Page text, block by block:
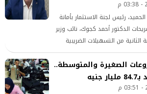
رئيس لجنة الاستثمار بأمانة
الدكتور أحمد كجوك، نائب وزير
الثانية من التسهيلات الضريبية
أن هذه الخطوة تعكس توجهًا
اقتصادي أكثر استقرارًا وعدالة
الصغيرة والمتوسطة..